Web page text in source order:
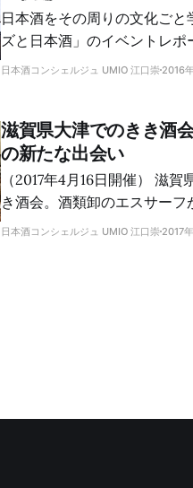
日本酒をその周りの文化ご
ズと日本酒」のイベントレポ
日本酒コンシェルジュ UMIO 江口崇 2016
滋賀県大津でのきき酒
の新たな出会い
（2017年4月16日開催） 滋賀県大津プリンスホテルで毎年開催されている大き
き酒会。酒類卸のエスサーフが主催です。 新たな日
がありました。すべてのブー
日本酒コンシェルジュ UMIO 江口崇 2017